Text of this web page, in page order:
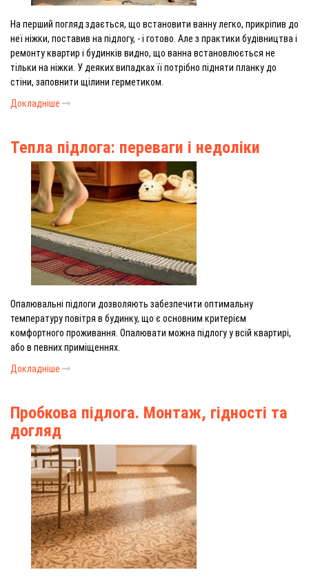
На перший погляд здається, що встановити ванну легко, прикріпив до
неї ніжки, поставив на підлогу, - і готово. Але з практики будівництва і
ремонту квартир і будинків видно, що ванна встановлюється не
тільки на ніжки. У деяких випадках її потрібно підняти планку до
стіни, заповнити щілини герметиком.
Докладніше
Тепла підлога: переваги і недоліки
Опалювальні підлоги дозволяють забезпечити оптимальну
температуру повітря в будинку, що є основним критерієм
комфортного проживання. Опалювати можна підлогу у всій квартирі,
або в певних приміщеннях.
Докладніше
Пробкова підлога. Монтаж, гідності та
догляд